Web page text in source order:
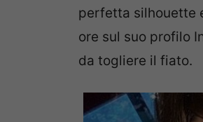
perfetta silhouette
ore sul suo profilo
da togliere il fiato.